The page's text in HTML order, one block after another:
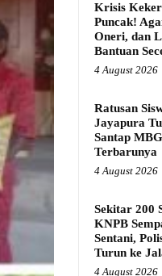
Krisis
Puncak!
Oneri, dan
Bantuan
4 August 2026
Ratusan
Jayapura
Santap
Terbarunya
4 August 2026
Sekitar 200
KNPB
Sentani,
Turun ke
4 August 2026